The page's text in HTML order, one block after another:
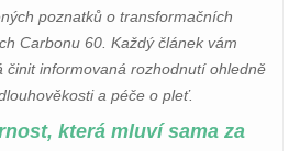
poznatků o transformačních
Carbonu 60. Každý článek vám
činit informovaná rozhodnutí ohledně
a péče o pleť.
která mluví sama za